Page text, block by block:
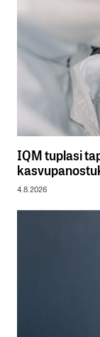
IQM tuplasi
4.8.2026